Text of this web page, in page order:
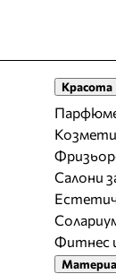
Красота
Салони
Фитнес